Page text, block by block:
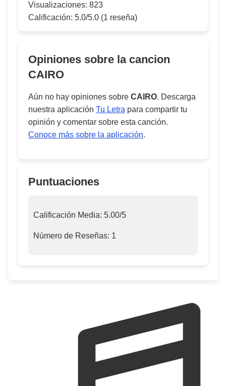
Visualizaciones: 823
Calificación: 5.0/5.0 (1 reseña)
Opiniones sobre la cancion
CAIRO
Aún no hay opiniones sobre CAIRO. Descarga
nuestra aplicación Tu Letra para compartir tu
opinión y comentar sobre esta canción.
Conoce más sobre la aplicación.
Puntuaciones
Calificación Media: 5.00/5
Número de Reseñas: 1